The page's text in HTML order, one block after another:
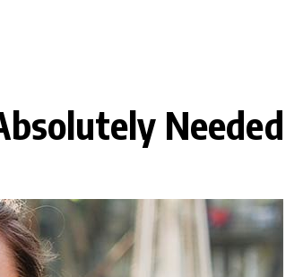
Needed